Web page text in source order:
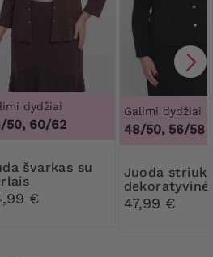
dydžiai
50, 60/62
€
Galimi dydžiai
48/50, 56/58
Juoda striukė su
sagomis
47,99 €